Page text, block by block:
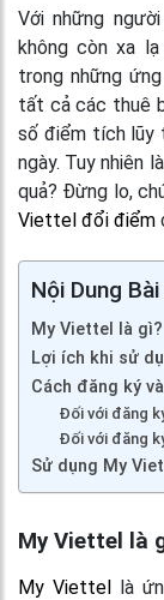
Với những
không còn xa
trong những
tất cả các thuê
số điểm tích lũy
ngày. Tuy nhiên
quả? Đừng lo,
Viettel đổi điểm
Nội Dung
My Viettel là gì?
Lợi ích khi sử
Cách đăng ký
Đối với đăng
Đối với đăng
Sử dụng My
My Viettel là
My Viettel là